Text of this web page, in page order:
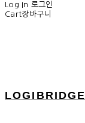
Log In 로그인
Cart장바구니
LOGIBRIDGE